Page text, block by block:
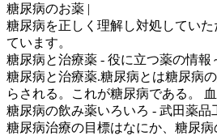
糖尿病のお薬 |
糖尿病を正しく理解し対処してい
ています。
糖尿病と治療薬 - 役に立つ薬の情報
糖尿病と治療薬.糖尿病とは糖尿病
らされる。これが糖尿病である。
糖尿病の飲み薬いろいろ - 武田薬品
糖尿病治療の目標はなにか、糖尿